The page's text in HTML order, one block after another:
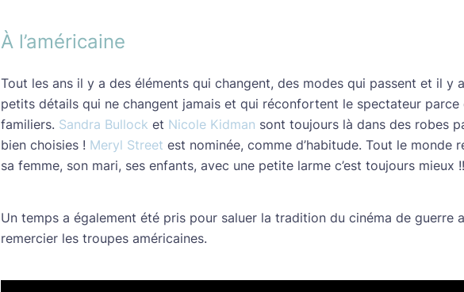
À l’américaine
Tout les ans il y a des éléments qui changent, des modes qui passent et il y
petits détails qui ne changent jamais et qui réconfortent le spectateur parce
familiers. Sandra Bullock et Nicole Kidman sont toujours là dans des robes
bien choisies ! Meryl Street est nominée, comme d’habitude. Tout le monde
sa femme, son mari, ses enfants, avec une petite larme c’est toujours mieux !!
Un temps a également été pris pour saluer la tradition du cinéma de guerre
remercier les troupes américaines.